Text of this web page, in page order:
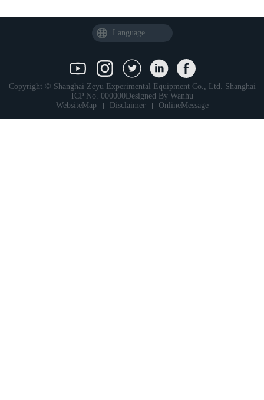
Language
Copyright © Shanghai Zeyu Experimental Equipment Co., Ltd. Shanghai
ICP No. 000000Designed By Wanhu
WebsiteMap
Disclaimer OnlineMessage